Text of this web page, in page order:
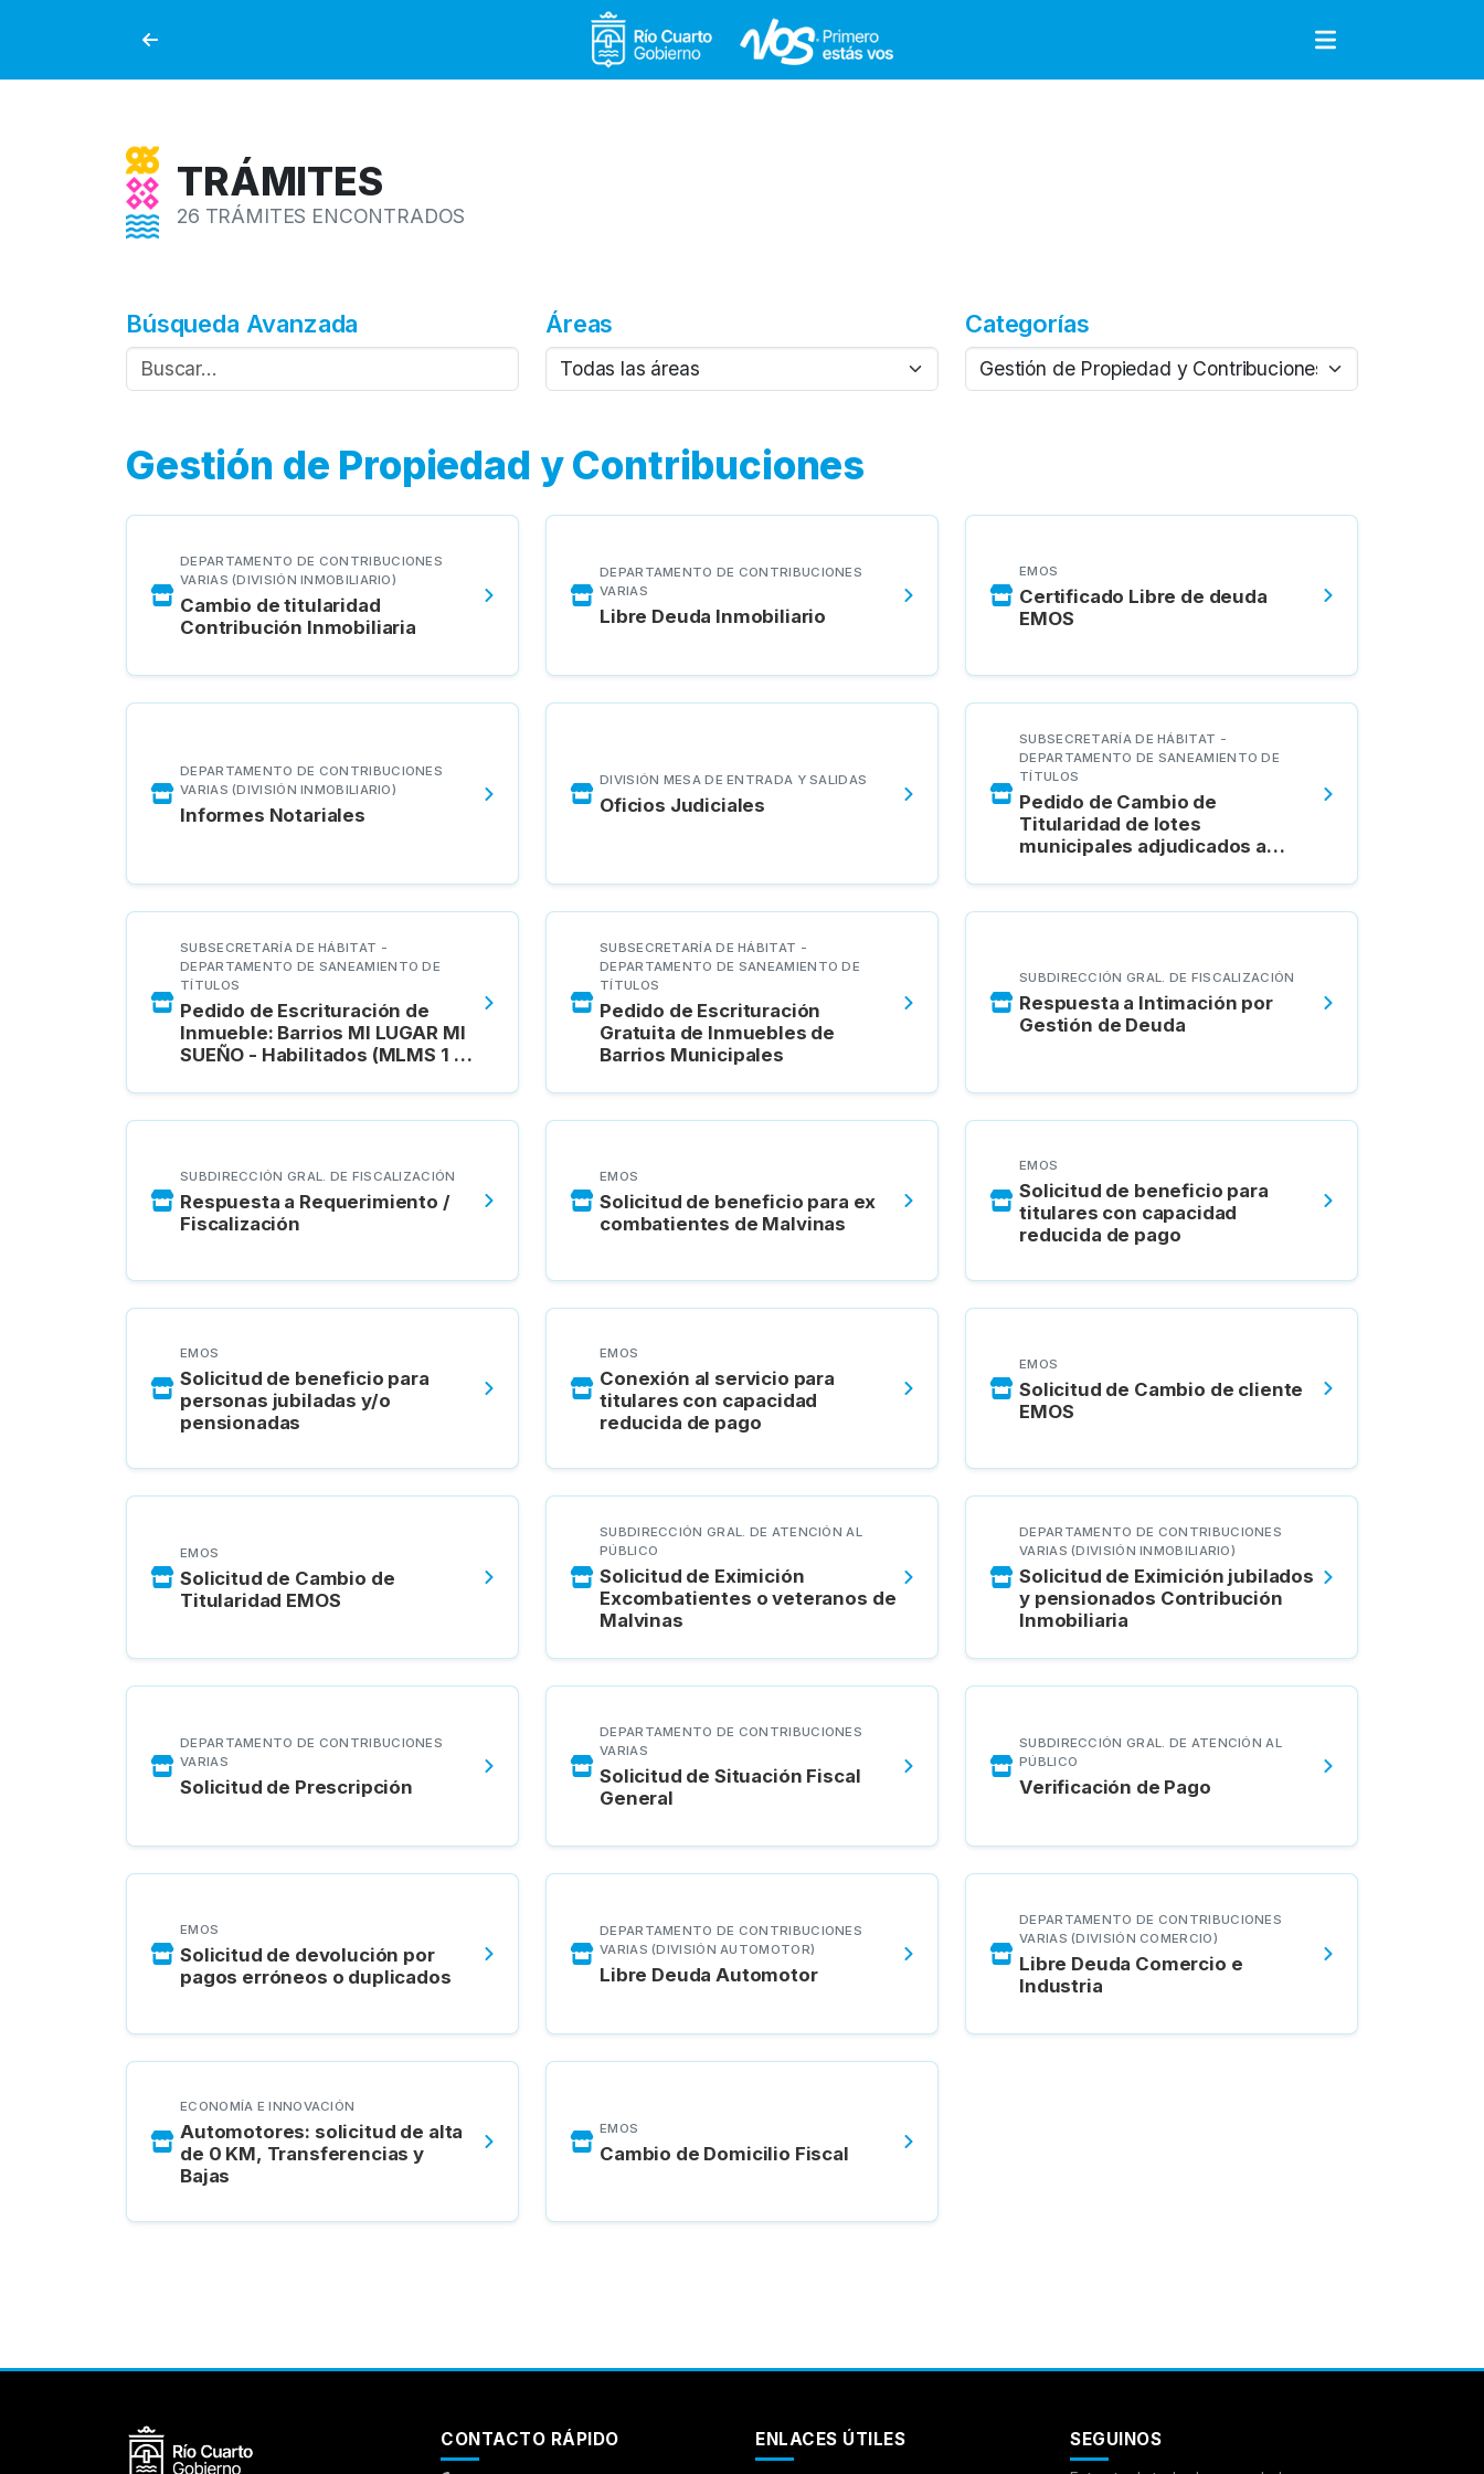
Gobierno de Río Cuarto
TRÁMITES
26 TRÁMITES ENCONTRADOS
Búsqueda Avanzada Áreas Categorías
Gestión de Propiedad y Contribuciones
DEPARTAMENTO DE CONTRIBUCIONES
VARIAS (DIVISIÓN INMOBILIARIO)
Cambio de titularidad
Contribución Inmobiliaria
DEPARTAMENTO DE CONTRIBUCIONES
VARIAS
Libre Deuda Inmobiliario
EMOS
Certificado Libre de deuda
EMOS
DEPARTAMENTO DE CONTRIBUCIONES
VARIAS (DIVISIÓN INMOBILIARIO)
Informes Notariales
DIVISIÓN MESA DE ENTRADA Y SALIDAS
Oficios Judiciales
SUBSECRETARÍA DE HÁBITAT -
DEPARTAMENTO DE SANEAMIENTO DE
TÍTULOS
Pedido de Cambio de
Titularidad de lotes
municipales adjudicados a
SUBSECRETARÍA DE HÁBITAT -
DEPARTAMENTO DE SANEAMIENTO DE
TÍTULOS
Pedido de Escrituración de
Inmueble: Barrios MI LUGAR MI
SUEÑO - Habilitados (MLMS 1 –
SUBSECRETARÍA DE HÁBITAT -
DEPARTAMENTO DE SANEAMIENTO DE
TÍTULOS
Pedido de Escrituración
Gratuita de Inmuebles de
Barrios Municipales
SUBDIRECCIÓN GRAL. DE FISCALIZACIÓN
Respuesta a Intimación por
Gestión de Deuda
SUBDIRECCIÓN GRAL. DE FISCALIZACIÓN
Respuesta a Requerimiento /
Fiscalización
EMOS
Solicitud de beneficio para ex
combatientes de Malvinas
EMOS
Solicitud de beneficio para
titulares con capacidad
reducida de pago
EMOS
Solicitud de beneficio para
personas jubiladas y/o
pensionadas
EMOS
Conexión al servicio para
titulares con capacidad
reducida de pago
EMOS
Solicitud de Cambio de cliente
EMOS
EMOS
Solicitud de Cambio de
Titularidad EMOS
SUBDIRECCIÓN GRAL. DE ATENCIÓN AL
PÚBLICO
Solicitud de Eximición
Excombatientes o veteranos de
Malvinas
DEPARTAMENTO DE CONTRIBUCIONES
VARIAS (DIVISIÓN INMOBILIARIO)
Solicitud de Eximición jubilados
y pensionados Contribución
Inmobiliaria
DEPARTAMENTO DE CONTRIBUCIONES
VARIAS
Solicitud de Prescripción
DEPARTAMENTO DE CONTRIBUCIONES
VARIAS
Solicitud de Situación Fiscal
General
SUBDIRECCIÓN GRAL. DE ATENCIÓN AL
PÚBLICO
Verificación de Pago
EMOS
Solicitud de devolución por
pagos erróneos o duplicados
DEPARTAMENTO DE CONTRIBUCIONES
VARIAS (DIVISIÓN AUTOMOTOR)
Libre Deuda Automotor
DEPARTAMENTO DE CONTRIBUCIONES
VARIAS (DIVISIÓN COMERCIO)
Libre Deuda Comercio e
Industria
ECONOMÍA E INNOVACIÓN
Automotores: solicitud de alta
de 0 KM, Transferencias y
Bajas
EMOS
Cambio de Domicilio Fiscal
CONTACTO RÁPIDO ENLACES ÚTILES SEGUINOS
Leer al pasar el mouse